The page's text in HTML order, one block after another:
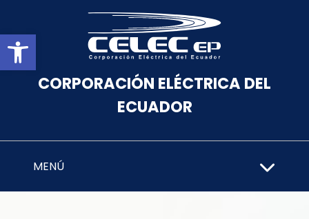
Abrir barra de herramientas
CORPORACIÓN ELÉCTRICA DEL
ECUADOR
MENÚ